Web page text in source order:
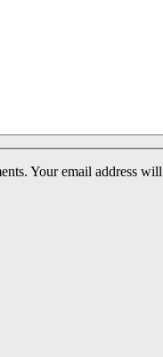
Your email address